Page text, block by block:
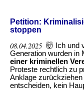
-
Anklage
Bildung
einer
Petition:
stoppen
08.04.2025 🤯 Ich und
Generation wurden in
einer kriminellen
Proteste rechtlich zu
Anklage
entscheiden, kein